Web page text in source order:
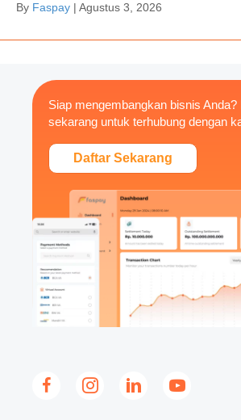
By Faspay | Agustus 3, 2026
Siap mengembangkan bisnis Anda?
sekarang untuk terhubung dengan
Daftar Sekarang